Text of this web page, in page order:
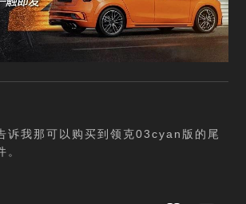
诉我那可以购买到领克03cyan版的尾
。